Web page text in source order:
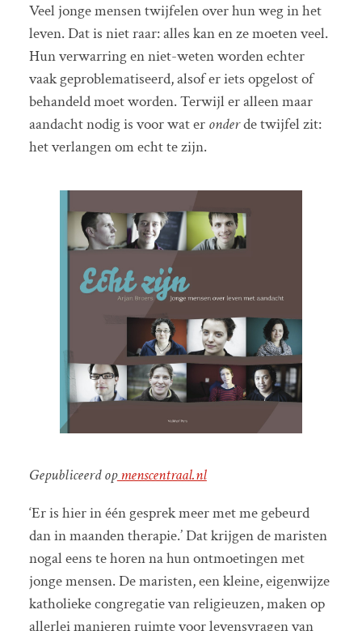
Veel jonge mensen twijfelen over hun weg in het
leven. Dat is niet raar: alles kan en ze moeten veel.
Hun verwarring en niet-weten worden echter
vaak geproblematiseerd, alsof er iets opgelost of
behandeld moet worden. Terwijl er alleen maar
aandacht nodig is voor wat er onderde twijfel zit:
het verlangen om echt te zijn.
Gepubliceerd opmenscentraal.nl
‘Er is hier in één gesprek meer met me gebeurd
dan in maanden therapie.’ Dat krijgen de maristen
nogal eens te horen na hun ontmoetingen met
jonge mensen. De maristen, een kleine, eigenwijze
katholieke congregatie van religieuzen, maken op
allerlei manieren ruimte voor levensvragen van